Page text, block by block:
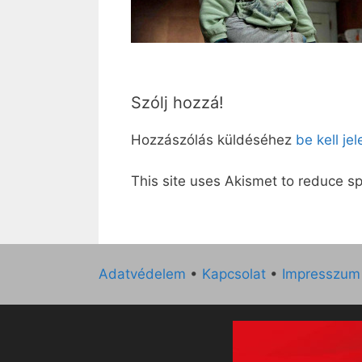
Szólj hozzá!
Hozzászólás küldéséhez be kell
This site uses Akismet to reduce
Adatvédelem • Kapcsolat • Impresszum